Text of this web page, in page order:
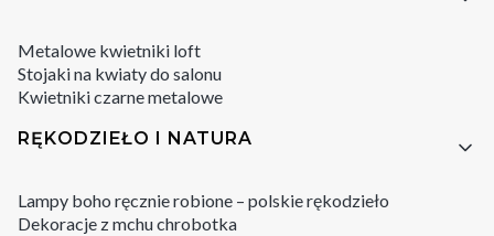
Metalowe kwietniki loft
Stojaki na kwiaty do salonu
Kwietniki czarne metalowe
RĘKODZIEŁO I NATURA
Lampy boho ręcznie robione – polskie rękodzieło
Dekoracje z mchu chrobotka